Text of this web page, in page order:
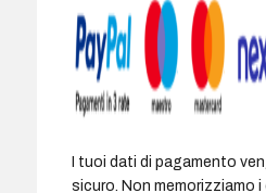
I tuoi dati di pagamento
sicuro. Non memorizziamo